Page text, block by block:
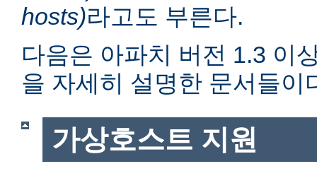
hosts)라고도 부른다.
다음은 아파치 버전 1.3 이
을 자세히 설명한 문서들이
가상호스트 지원